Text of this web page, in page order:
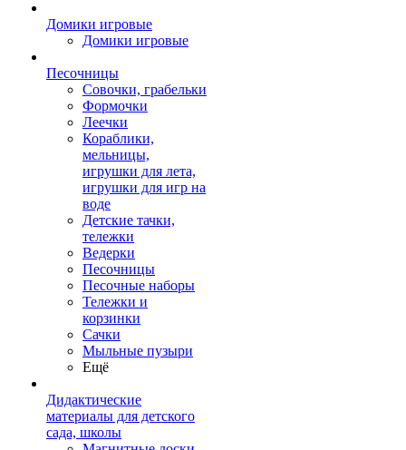
Домики игровые
Домики игровые
Песочницы
Совочки, грабельки
Формочки
Леечки
Кораблики,
мельницы,
игрушки для лета,
игрушки для игр на
воде
Детские тачки,
тележки
Ведерки
Песочницы
Песочные наборы
Тележки и
корзинки
Сачки
Мыльные пузыри
Ещё
Дидактические
материалы для детского
сада, школы